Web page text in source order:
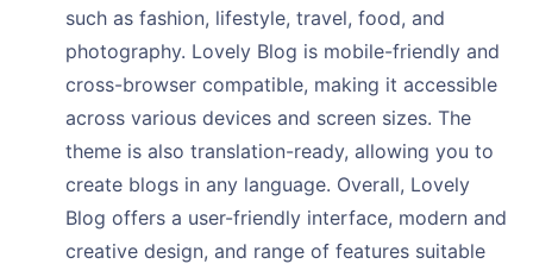
such as fashion, lifestyle, travel, food, and
photography. Lovely Blog is mobile-friendly and
cross-browser compatible, making it accessible
across various devices and screen sizes. The
theme is also translation-ready, allowing you to
create blogs in any language. Overall, Lovely
Blog offers a user-friendly interface, modern and
creative design, and range of features suitable